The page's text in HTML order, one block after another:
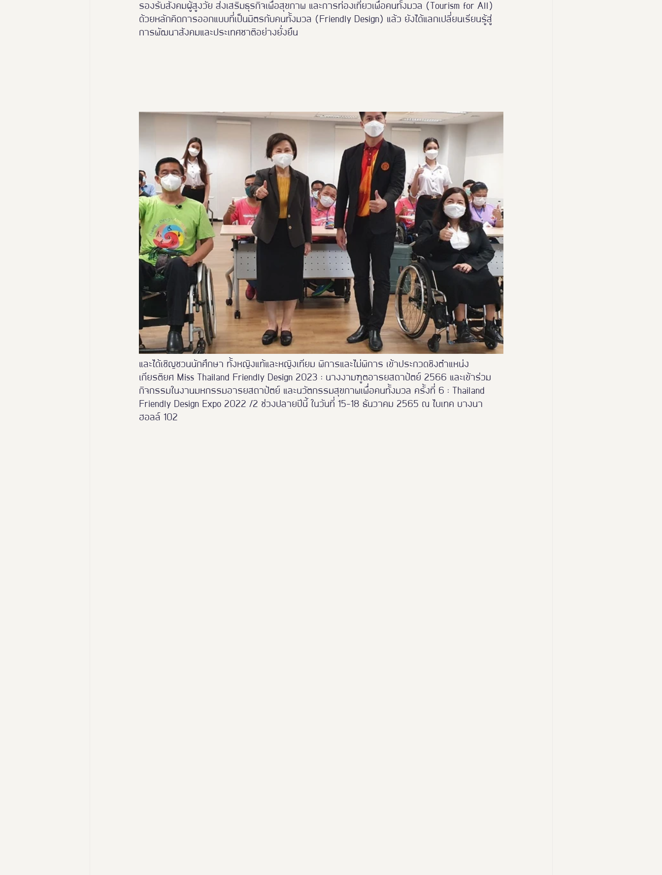
รองรับสังคมผู้สูงวัย ส่งเสริมธุรกิจเพื่อสุขภาพ และการท่องเที่ยวเพื่อคนทั้งมวล (Tourism for All)
ด้วยหลักคิดการออกแบบที่เป็นมิตรกับคนทั้งมวล (Friendly Design) แล้ว ยังได้แลกเปลี่ยนเรียนรู้สู่
การพัฒนาสังคมและประเทศชาติอย่างยั่งยืน
และได้เชิญชวนนักศึกษา ทั้งหญิงแท้และหญิงเทียม พิการและไม่พิการ เข้าประกวดชิงตำแหน่ง
เกียรติยศ Miss Thailand Friendly Design 2023 : นางงามฑูตอารยสถาปัตย์ 2566 และเข้าร่วม
กิจกรรมในงานมหกรรมอารยสถาปัตย์ และนวัตกรรมสุขภาพเพื่อคนทั้งมวล ครั้งที่ 6 : Thailand
Friendly Design Expo 2022 /2 ช่วงปลายปีนี้ ในวันที่ 15-18 ธันวาคม 2565 ณ ไบเทค บางนา
ฮอลล์ 102